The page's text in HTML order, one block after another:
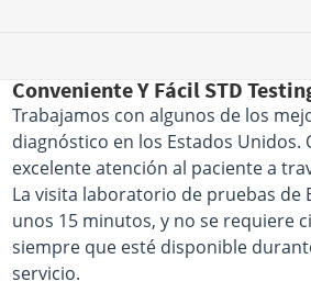
Conveniente Y Fácil STD
Trabajamos con algunos de los
diagnóstico en los Estados Unidos.
excelente atención al paciente a
La visita laboratorio de pruebas de
unos 15 minutos, y no se requiere
siempre que esté disponible
servicio.